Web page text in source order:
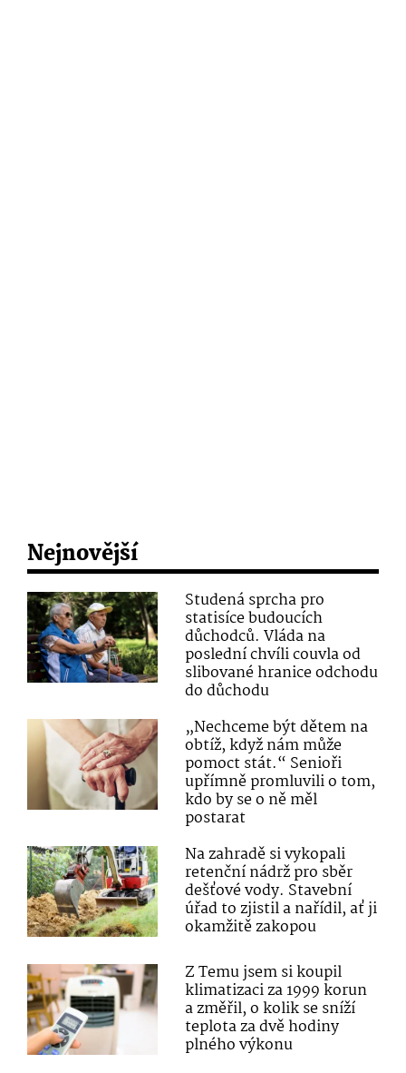
Nejnovější
Studená sprcha pro
statisíce budoucích
důchodců. Vláda na
poslední chvíli couvla od
slibované hranice odchodu
do důchodu
„Nechceme být dětem na
obtíž, když nám může
pomoct stát.“ Senioři
upřímně promluvili o tom,
kdo by se o ně měl
postarat
Na zahradě si vykopali
retenční nádrž pro sběr
dešťové vody. Stavební
úřad to zjistil a nařídil, ať ji
okamžitě zakopou
Z Temu jsem si koupil
klimatizaci za 1999 korun
a změřil, o kolik se sníží
teplota za dvě hodiny
plného výkonu